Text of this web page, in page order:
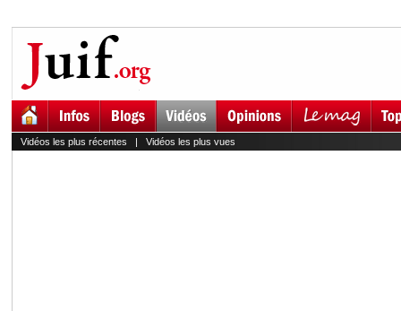
Vidéos les plus récentes | Vidéos les plus vues